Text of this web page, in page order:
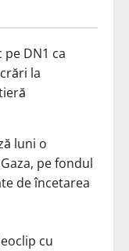
DN1 ca
la
luni o
pe fondul
de încetarea
cu